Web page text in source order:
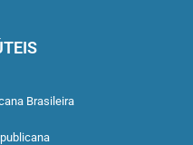
Brasileira